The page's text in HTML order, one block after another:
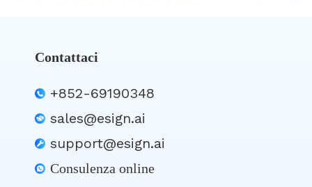
Contattaci
+852-69190348
sales@esign.ai
support@esign.ai
Consulenza online